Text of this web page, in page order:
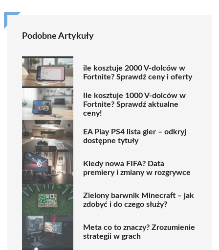
Podobne Artykuły
ile kosztuje 2000 V-dolców w
Fortnite? Sprawdź ceny i oferty
Ile kosztuje 1000 V-dolców w
Fortnite? Sprawdź aktualne
ceny!
EA Play PS4 lista gier – odkryj
dostępne tytuły
Kiedy nowa FIFA? Data
premiery i zmiany w rozgrywce
Zielony barwnik Minecraft – jak
zdobyć i do czego służy?
Meta co to znaczy? Zrozumienie
strategii w grach